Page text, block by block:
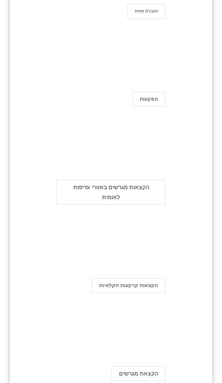
העברת זכויות
הפקעות
הקצאות מגרשים באזורי עדיפות
לאומית
הקצאות קרקעות חקלאיות
הקצאת מגרשים